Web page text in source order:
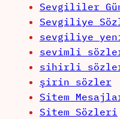
Sevgililer
Sevgiliye
sevgiliye
sevimli
sihirli
şirin sözler
Sitem
Sitem Sözleri